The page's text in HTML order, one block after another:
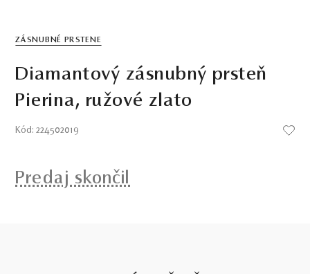
ZÁSNUBNÉ PRSTENE
Diamantový zásnubný prsteň
Pierina, ružové zlato
Kód: 224502019
Predaj skončil